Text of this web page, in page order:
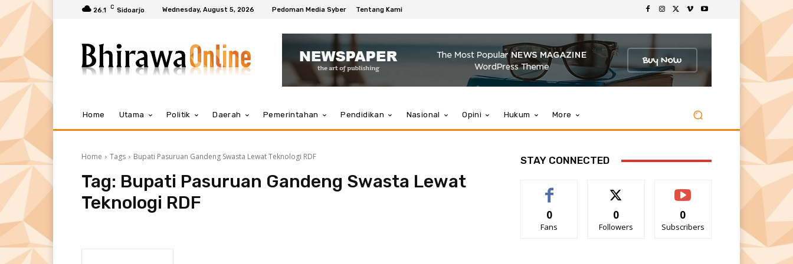
26.1 C Sidoarjo Wednesday, August 5, 2026 Pedoman Media Syber Tentang Kami
Home Utama Politik Daerah Pemerintahan Pendidikan Nasional Opini Hukum More
Home Tags Bupati Pasuruan Gandeng Swasta Lewat Teknologi RDF
Tag: Bupati Pasuruan Gandeng Swasta Lewat
Teknologi RDF
STAY CONNECTED
0
Fans
0
Followers
0
Subscribers